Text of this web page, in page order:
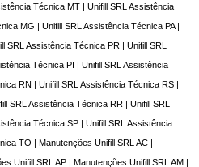
Técnica MT | Unifill SRL Assistência
MG | Unifill SRL Assistência Técnica PA |
SRL Assistência Técnica PR | Unifill SRL
Técnica PI | Unifill SRL Assistência
RN | Unifill SRL Assistência Técnica RS |
SRL Assistência Técnica RR | Unifill SRL
Técnica SP | Unifill SRL Assistência
TO | Manutenções Unifill SRL AC |
Unifill SRL AP | Manutenções Unifill SRL AM |